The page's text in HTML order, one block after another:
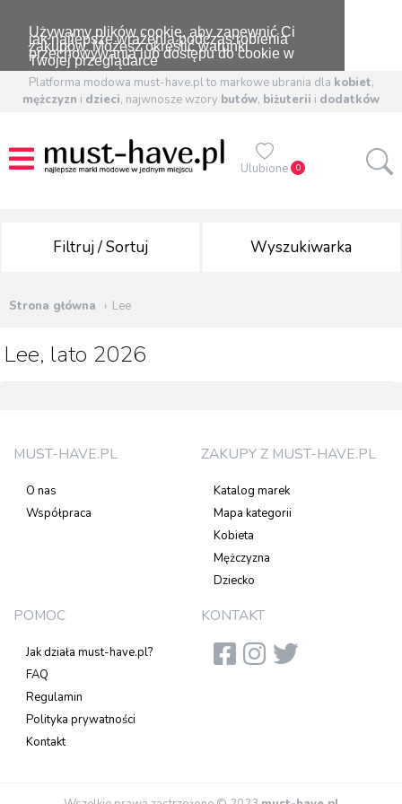
Używamy plików cookie, aby zapewnić Ci
jak najlepsze wrażenia podczas robienia
zakupów. Możesz określić warunki
przechowywania lub dostępu do cookie w
Twojej przeglądarce
Platforma modowa must-have.pl to markowe ubrania dla kobiet,
mężczyzn i dzieci, najwnosze wzory butów, biżuterii i dodatków
Ulubione 0
Filtruj / Sortuj Wyszukiwarka
Strona główna Lee
Lee, lato 2026
MUST-HAVE.PL
O nas
Współpraca
ZAKUPY Z MUST-HAVE.PL
Katalog marek
Mapa kategorii
Kobieta
Mężczyzna
Dziecko
POMOC
Jak działa must-have.pl?
FAQ
Regulamin
Polityka prywatności
Kontakt
KONTAKT